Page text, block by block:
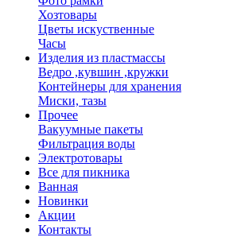
Хозтовары
Цветы искуственные
Часы
Изделия из пластмассы
Ведро ,кувшин ,кружки
Контейнеры для хранения
Миски, тазы
Прочее
Вакуумные пакеты
Фильтрация воды
Электротовары
Все для пикника
Ванная
Новинки
Акции
Контакты